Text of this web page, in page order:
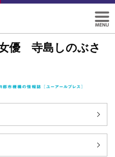
優 寺島しのぶさ